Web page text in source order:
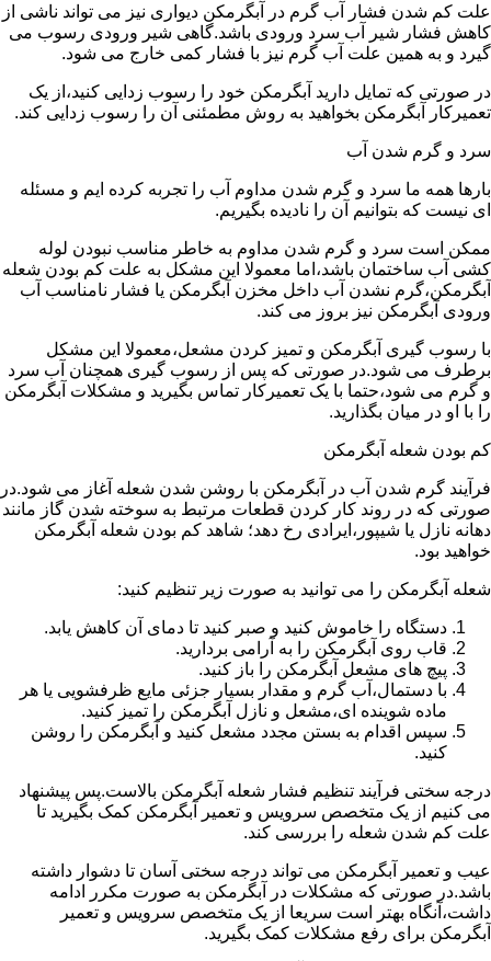
علت کم شدن فشار آب گرم در آبگرمکن دیواری نیز می تواند ناشی از
کاهش فشار شیر آب سرد ورودی باشد.گاهی شیر ورودی رسوب می
گیرد و به همین علت آب گرم نیز با فشار کمی خارج می شود.
در صورتی که تمایل دارید آبگرمکن خود را رسوب زدایی کنید،از یک
تعمیرکار آبگرمکن بخواهید به روش مطمئنی آن را رسوب زدایی کند.
سرد و گرم شدن آب
بارها همه ما سرد و گرم شدن مداوم آب را تجربه کرده ایم و مسئله
ای نیست که بتوانیم آن را نادیده بگیریم.
ممکن است سرد و گرم شدن مداوم به خاطر مناسب نبودن لوله
کشی آب ساختمان باشد،اما معمولا این مشکل به علت کم بودن شعله
آبگرمکن،گرم نشدن آب داخل مخزن آبگرمکن یا فشار نامناسب آب
ورودی آبگرمکن نیز بروز می کند.
با رسوب گیری آبگرمکن و تمیز کردن مشعل،معمولا این مشکل
برطرف می شود.در صورتی که پس از رسوب گیری همچنان آب سرد
و گرم می شود،حتما با یک تعمیرکار تماس بگیرید و مشکلات آبگرمکن
را با او در میان بگذارید.
کم بودن شعله آبگرمکن
فرآیند گرم شدن آب در آبگرمکن با روشن شدن شعله آغاز می شود.در
صورتی که در روند کار کردن قطعات مرتبط به سوخته شدن گاز مانند
دهانه نازل یا شیپور،ایرادی رخ دهد؛ شاهد کم بودن شعله آبگرمکن
خواهید بود.
شعله آبگرمکن را می توانید به صورت زیر تنظیم کنید:
دستگاه را خاموش کنید و صبر کنید تا دمای آن کاهش یابد.
قاب روی آبگرمکن را به آرامی بردارید.
پیچ های مشعل آبگرمکن را باز کنید.
با دستمال،آب گرم و مقدار بسیار جزئی مایع ظرفشویی یا هر
ماده شوینده ای،مشعل و نازل آبگرمکن را تمیز کنید.
سپس اقدام به بستن مجدد مشعل کنید و آبگرمکن را روشن
کنید.
درجه سختی فرآیند تنظیم فشار شعله آبگرمکن بالاست.پس پیشنهاد
می کنیم از یک متخصص سرویس و تعمیر آبگرمکن کمک بگیرید تا
علت کم شدن شعله را بررسی کند.
عیب و تعمیر آبگرمکن می تواند درجه سختی آسان تا دشوار داشته
باشد.در صورتی که مشکلات در آبگرمکن به صورت مکرر ادامه
داشت،آنگاه بهتر است سریعا از یک متخصص سرویس و تعمیر
آبگرمکن برای رفع مشکلات کمک بگیرید.